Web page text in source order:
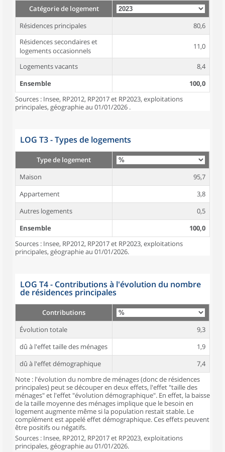
Catégorie de logement
Résidences principales
80,6
Résidences secondaires et
logements occasionnels
11,0
Logements vacants
8,4
Ensemble
100,0
Sources : Insee, RP2012, RP2017 et RP2023, exploitations
principales, géographie au 01/01/2026 .
LOG T3 - Types de logements
Type de logement
Maison
95,7
Appartement
3,8
Autres logements
0,5
Ensemble
100,0
Sources : Insee, RP2012, RP2017 et RP2023, exploitations
principales, géographie au 01/01/2026.
LOG T4 - Contributions à l'évolution du nombre
de résidences principales
Contributions
Évolution totale
9,3
dû à l'effet taille des ménages
1,9
dû à l'effet démographique
7,4
Note : l'évolution du nombre de ménages (donc de résidences
principales) peut se découper en deux effets, l'effet "taille des
ménages" et l'effet "évolution démographique". En effet, la baisse
de la taille moyenne des ménages implique que le besoin en
logement augmente même si la population restait stable. Le
complément est appelé effet démographique. Ces effets peuvent
être positifs ou négatifs.
Sources : Insee, RP2012, RP2017 et RP2023, exploitations
principales, géographie au 01/01/2026.